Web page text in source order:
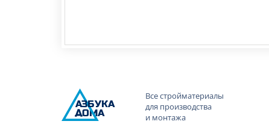
ОМА
АЗБУКА
Все стройматериалы
для производства
и монтажа